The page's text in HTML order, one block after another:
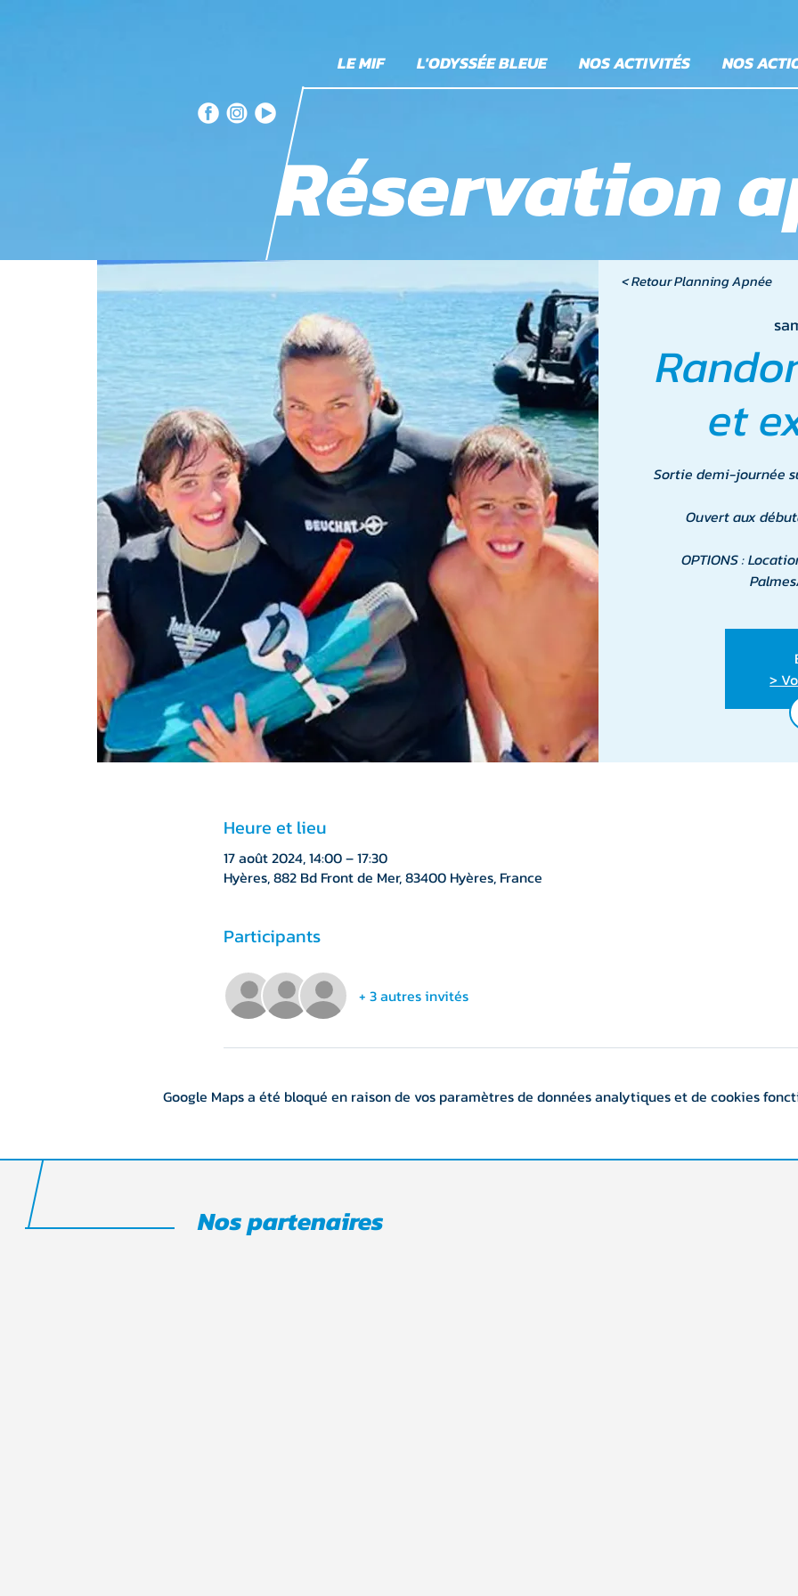
LE MIF L'ODYSSÉE BLEUE NOS ACTIVITÉS NOS
Réservation
et
Sortie demi-journée
Ouvert aux
OPTIONS :
>
Heure et lieu
17 août 2024, 14:00 – 17:30
Hyères, 882 Bd Front de Mer, 83400 Hyères, France
Participants
+ 3 autres invités
Google Maps a été bloqué en raison de vos paramètres de données analytiques et de cookies
< Retour Planning Apnée
Nos partenaires